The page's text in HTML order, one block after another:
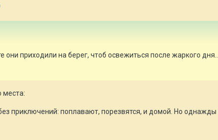
они приходили на берег, чтоб освежиться после жаркого дня...
места:
приключений: поплавают, порезвятся, и домой. Но